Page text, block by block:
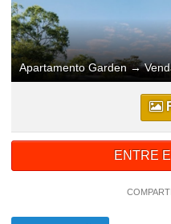
Apartamento Garden→
ENTRE